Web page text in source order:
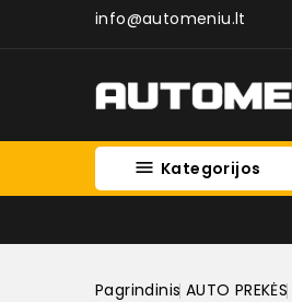
info@automeniu.lt
 Kategorijos
Pagrindinis AUTO PREKĖS